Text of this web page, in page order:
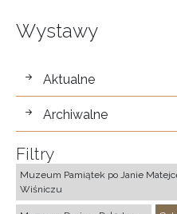
Wystawy
wystawy
Aktualne
Archiwalne
Filtry
Muzeum Pamiątek po Janie
Wiśniczu